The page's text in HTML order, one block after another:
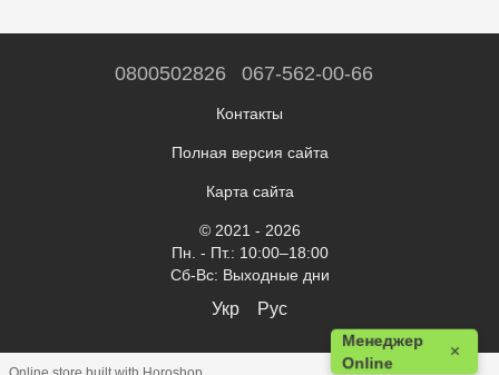
Менеджер
Online
×
0800502826 067-562-00-66
Контакты
Полная версия сайта
Карта сайта
© 2021 - 2026
Пн. - Пт.: 10:00–18:00
Сб-Вс: Выходные дни
Укр Рус